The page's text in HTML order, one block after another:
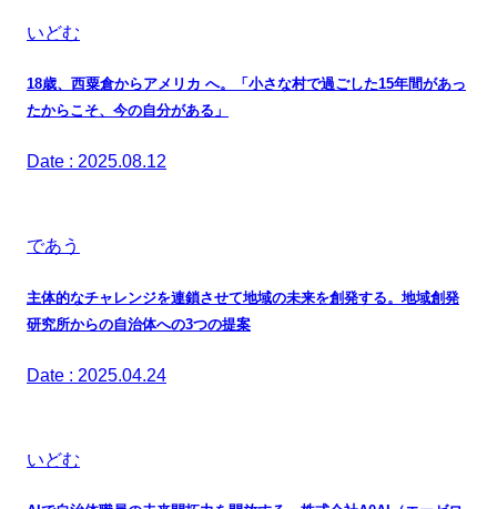
いどむ
18歳、西粟倉からアメリカ へ。「小さな村で過ごした15年間があっ
たからこそ、今の自分がある」
Date : 2025.08.12
であう
主体的なチャレンジを連鎖させて地域の未来を創発する。地域創発
研究所からの自治体への3つの提案
Date : 2025.04.24
いどむ